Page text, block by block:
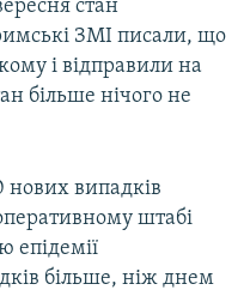
стан
ЗМІ писали, що
і відправили на
більше нічого не
нових випадків
штабі
епідемії
більше, ніж днем